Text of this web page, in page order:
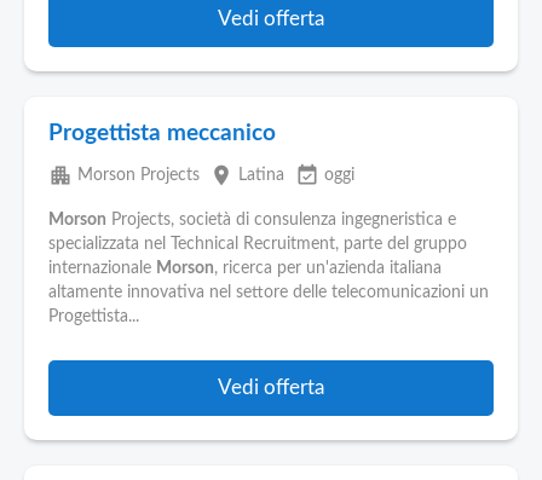
Vedi offerta
Progettista meccanico
apartment Morson Projects place Latina event_available oggi
Morson Projects, società di consulenza ingegneristica e
specializzata nel Technical Recruitment, parte del gruppo
internazionale Morson, ricerca per un'azienda italiana
altamente innovativa nel settore delle telecomunicazioni un
Progettista...
Vedi offerta